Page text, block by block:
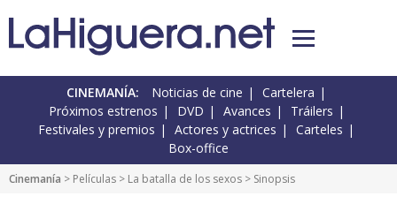
CINEMANÍA: Noticias de cine
Cartelera
Próximos estrenos
DVD Avances
Tráilers
Festivales y premios
Actores y actrices
Carteles
Box-office
Cinemanía > Películas > La batalla de los sexos > Sinopsis